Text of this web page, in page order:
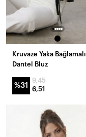
Kruvaze Yaka Bağlamalı
Dantel Bluz
%31
9,45
6,51